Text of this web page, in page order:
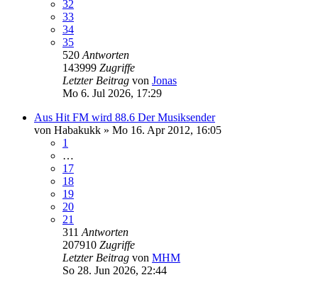
32
33
34
35
520 Antworten
143999 Zugriffe
Letzter Beitrag von Jonas
Mo 6. Jul 2026, 17:29
Aus Hit FM wird 88.6 Der Musiksender
von Habakukk » Mo 16. Apr 2012, 16:05
1
…
17
18
19
20
21
311 Antworten
207910 Zugriffe
Letzter Beitrag von MHM
So 28. Jun 2026, 22:44